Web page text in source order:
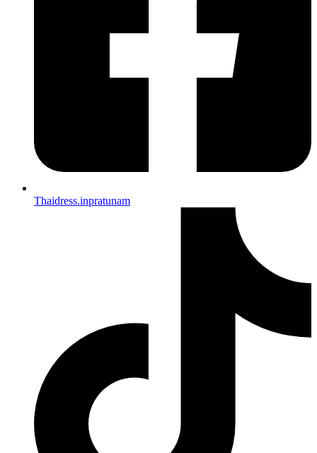
Thaidress.inpratunam